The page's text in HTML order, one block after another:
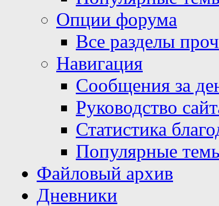
Опции форума
Все разделы
Навигация
Сообщения за
Руководство
Статистика
Популярные
Файловый архив
Дневники